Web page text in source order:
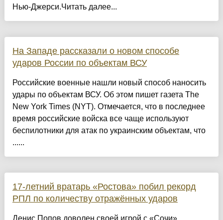
Нью-Джерси.Читать далее...
На Западе рассказали о новом способе
ударов России по объектам ВСУ
Российские военные нашли новый способ наносить
удары по объектам ВСУ. Об этом пишет газета The
New York Times (NYT). Отмечается, что в последнее
время российские войска все чаще используют
беспилотники для атак по украинским объектам, что
......
17-летний вратарь «Ростова» побил рекорд
РПЛ по количеству отражённых ударов